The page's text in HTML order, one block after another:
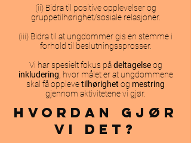
(ii) Bidra til positive opplevelser og
gruppetilhørighet/sosiale relasjoner.
(iii) Bidra til at ungdommer gis en stemme i
forhold til beslutningssprosser.
Vi har spesielt fokus pådeltagelseog
inkludering , hvor målet er at ungdommene
skal fåopplevetilhørighet og mestring
gjennom aktivitetene vi gjør.
Hvordan gjør
vi det?